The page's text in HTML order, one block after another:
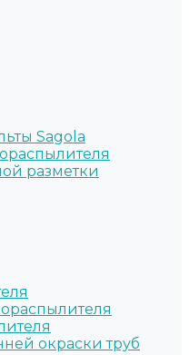
Sagola
разметки
окраски труб